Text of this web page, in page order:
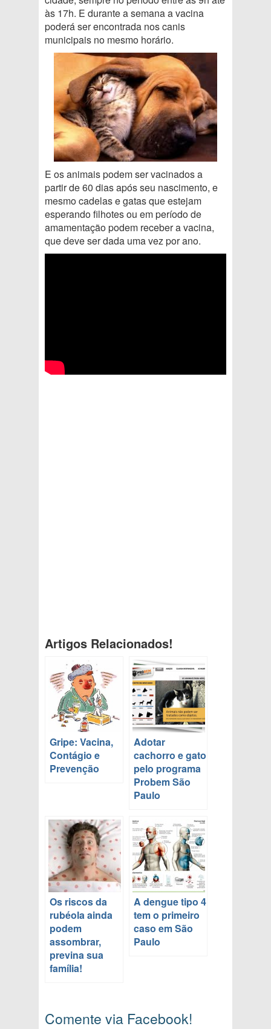
às 17h. E durante a semana a vacina
poderá ser encontrada nos canis
municipais no mesmo horário.
E os animais podem ser vacinados a
partir de 60 dias após seu nascimento, e
mesmo cadelas e gatas que estejam
esperando filhotes ou em período de
amamentação podem receber a vacina,
que deve ser dada uma vez por ano.
Artigos Relacionados!
Gripe: Vacina,
Contágio e
Prevenção
Adotar
cachorro e gato
pelo programa
Probem São
Paulo
Os riscos da
rubéola ainda
podem
assombrar,
previna sua
família!
A dengue tipo 4
tem o primeiro
caso em São
Paulo
Comente via Facebook!